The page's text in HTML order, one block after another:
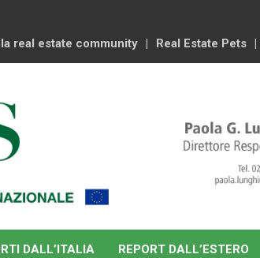
real estate community Real Estate Pets
DALL’ITALIA REPORT DALL’ESTERO